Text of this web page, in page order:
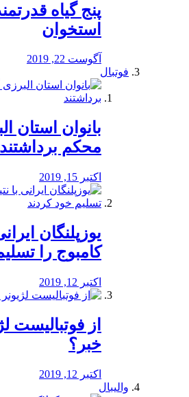
پنج گیاه
استخوان
آگوست 22, 2019
فوتبال
بانوان استان
محكم برداشتند
اکتبر 15, 2019
یوزپلنگان
کامبوج را
اکتبر 12, 2019
از فوتبالیست
خبر؟
اکتبر 12, 2019
والیبال